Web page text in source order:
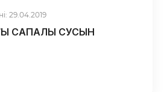
29.04.2019
САПАЛЫ СУСЫН